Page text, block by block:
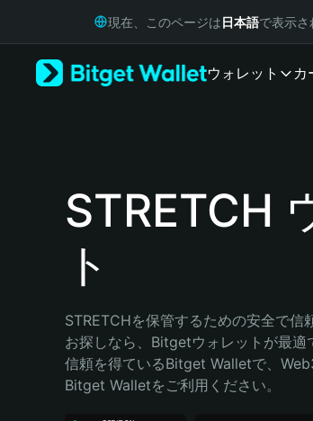
Русский
Português (Portugal)
Bahasa Indonesia
Português (Brasil)
Español (Argentina)
現在、このページは日本語で表示さ
ウォレット カ
STRETCH
ト
STRETCHを保管するための安全で信
お探しなら、Bitgetウォレットが最
信頼を得ているBitget Walletで、
Bitget Walletをご利用ください。